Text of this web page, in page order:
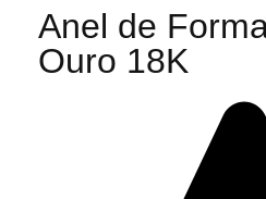
Anel de
Ouro 18K